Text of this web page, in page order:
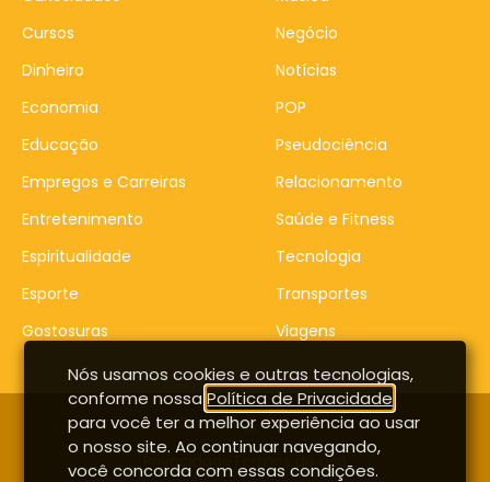
Cursos
Dinheiro
Economia
Educação
Empregos e Carreiras
Entretenimento
Espiritualidade
Esporte
Gostosuras
Negócio
Notícias
POP
Pseudociência
Relacionamento
Saúde e Fitness
Tecnologia
Transportes
Viagens
Contato
Entrar
Privacidade
Termos de uso
Nós usamos cookies e outras tecnologias,
conforme nossaPolítica de Privacidade
para você ter a melhor experiência ao usar
o nosso site. Ao continuar navegando,
você concorda com essas condições.